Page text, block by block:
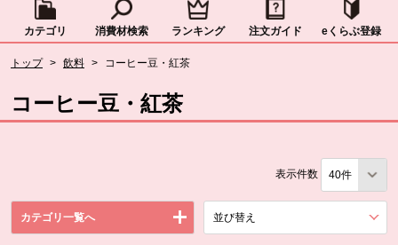
カテゴリ 消費材検索 ランキング 注文ガイド eくらぶ登録
トップ > 飲料 > コーヒー豆・紅茶
コーヒー豆・紅茶
表示件数
カテゴリ一覧へ 並び替え